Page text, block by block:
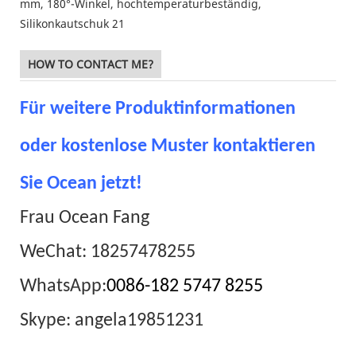
HOW TO CONTACT ME?
Für weitere Produktinformationen
oder kostenlose Muster kontaktieren
Sie Ocean jetzt!
Frau Ocean Fang
WeChat: 18257478255
WhatsApp:0086-182 5747 8255
Skype: angela19851231